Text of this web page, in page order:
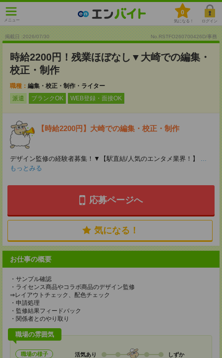
メニュー
0
気になる！ ログイン
掲載日 :2026/07/30 No.RSTFO260700426D/事務
時給2200円！残業ほぼなし▼大崎での編集・
校正・制作
職種： 編集・校正・制作・ライター
派遣
ブランクOK WEB登録・面接OK
【時給2200円】大崎での編集・校正・制作
デザイン監修の経験者募集！▼【駅直結/人気のエンタメ業界！】
...
もっとみる
応募ページへ
気になる！
お仕事の概要
・サンプル確認
・ライセンス商品やコラボ商品のデザイン監修
⇒レイアウトチェック、配色チェック
・申請処理
・監修結果フィードバック
・関係者とのやり取り
職場の雰囲気
職場の様子 活気あり しずか